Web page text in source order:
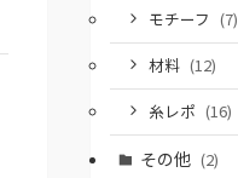
モチーフ (7)
材料 (12)
糸レポ (16)
その他 (2)